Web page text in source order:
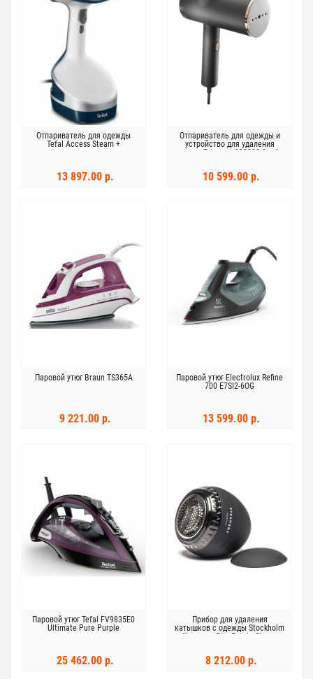
Отпариватель для одежды
Tefal Access Steam +
13 897.00 р.
Отпариватель для одежды и
устройство для удаления
ворса Princess 332890 2-в-1
10 599.00 р.
Паровой утюг Braun TS365A
9 221.00 р.
Паровой утюг Electrolux Refine
700 E7SI2-6OG
13 599.00 р.
Паровой утюг Tefal FV9835E0
Ultimate Pure Purple
25 462.00 р.
Прибор для удаления
катышков с одежды Stockholm
Steamery Pilo Fabric Shaver
8 212.00 р.